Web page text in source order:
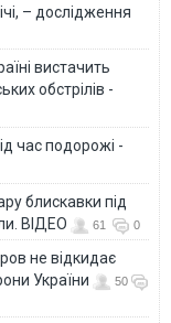
– дослідження
вистачить
обстрілів -
час подорожі -
блискавки під
ВІДЕО
61 0
не відкидає
України
50